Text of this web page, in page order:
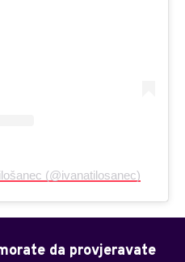
(@ivanatilosanec)
da provjeravate